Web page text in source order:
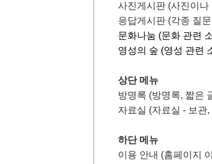
사진게시판 (사진이나
응답게시판 (각종 질
문화나눔 (문화 관련
영성의 숲 (영성 관련
상단 메뉴
방명록 (방명록, 짧은
자료실 (자료실 - 보관,
하단 메뉴
이용 안내 (홈페이지